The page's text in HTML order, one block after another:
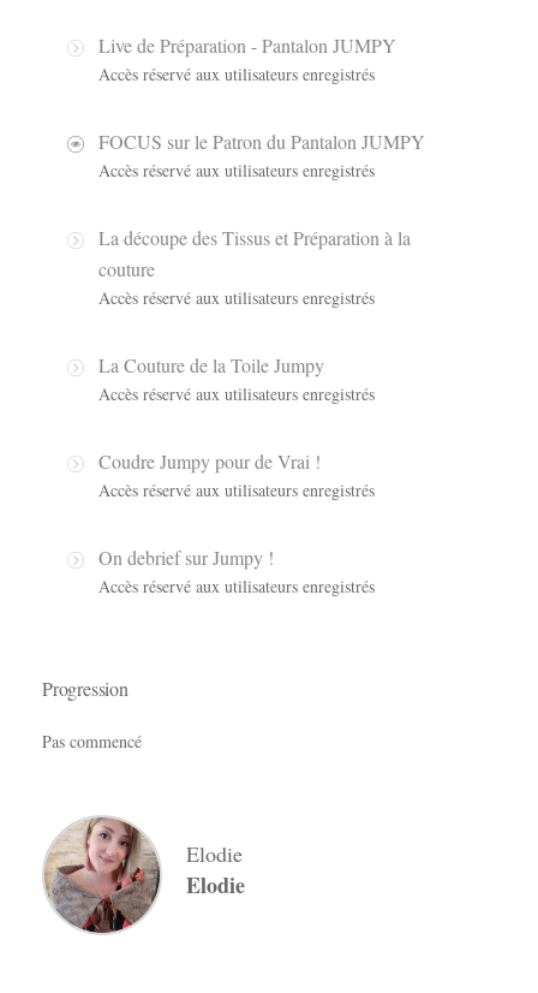
Live de Préparation - Pantalon JUMPY
Accès réservé aux utilisateurs enregistrés
FOCUS sur le Patron du Pantalon JUMPY
Accès réservé aux utilisateurs enregistrés
La découpe des Tissus et Préparation à la
couture
Accès réservé aux utilisateurs enregistrés
La Couture de la Toile Jumpy
Accès réservé aux utilisateurs enregistrés
Coudre Jumpy pour de Vrai !
Accès réservé aux utilisateurs enregistrés
On debrief sur Jumpy !
Accès réservé aux utilisateurs enregistrés
Progression
Pas commencé
Elodie
Elodie